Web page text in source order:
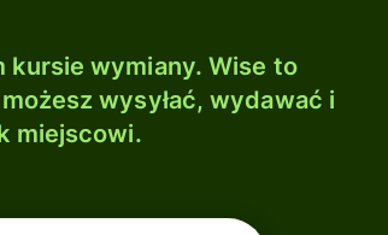
kursie wymiany. Wise to
wysyłać, wydawać i
miejscowi.